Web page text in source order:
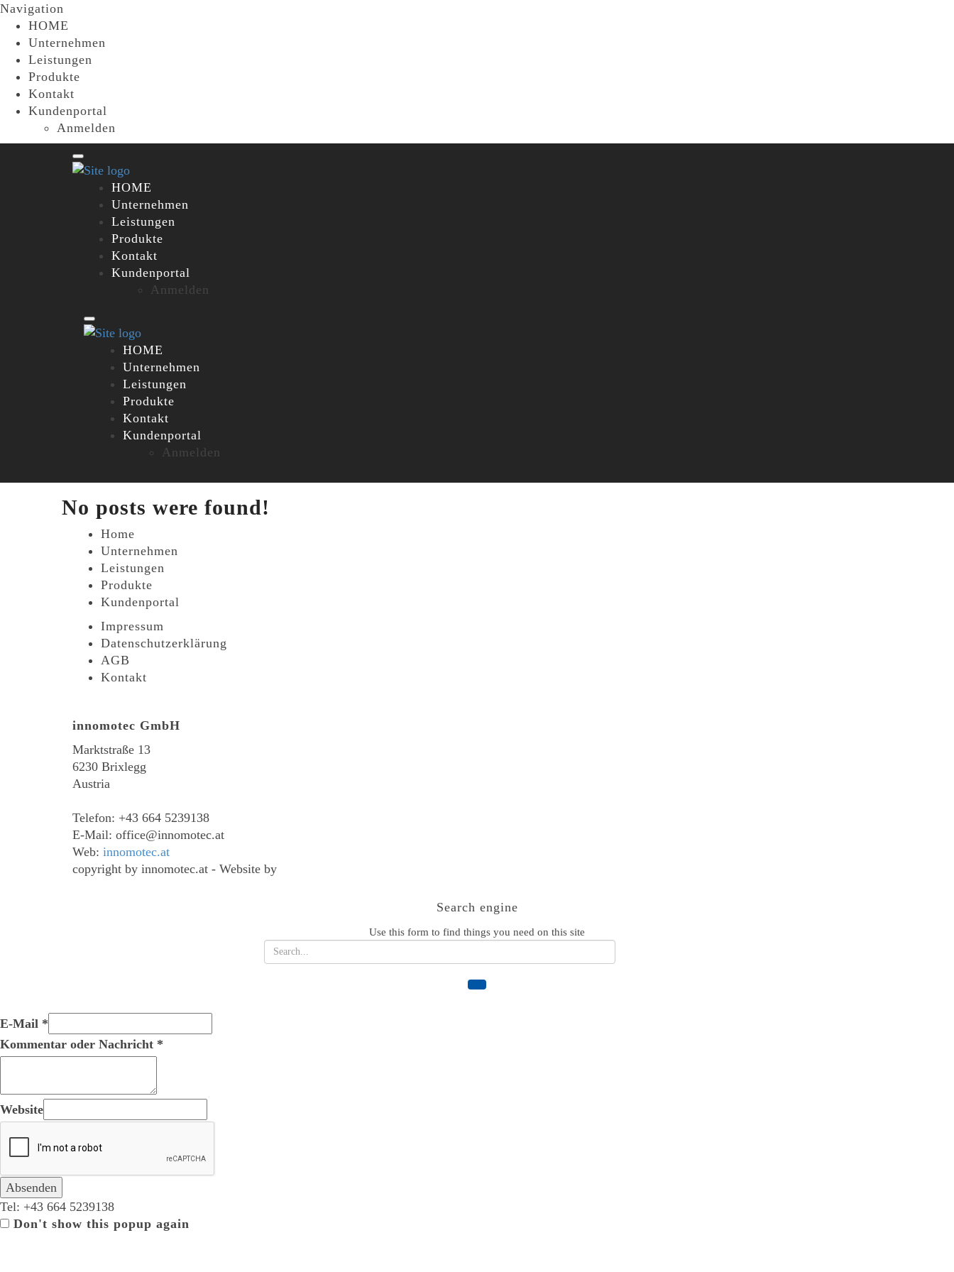
Navigation
HOME
Unternehmen
Leistungen
Produkte
Kontakt
Kundenportal
Anmelden
HOME
Unternehmen
Leistungen
Produkte
Kontakt
Kundenportal
Anmelden
HOME
Unternehmen
Leistungen
Produkte
Kontakt
Kundenportal
Anmelden
No posts were found!
Home
Unternehmen
Leistungen
Produkte
Kundenportal
Impressum
Datenschutzerklärung
AGB
Kontakt
innomotec GmbH
Marktstraße 13
6230 Brixlegg
Austria
Telefon: +43 664 5239138
E-Mail: office@innomotec.at
Web: innomotec.at
copyright by innomotec.at - Website by
Search engine
Use this form to find things you need on this site
E-Mail *
Kommentar oder Nachricht *
Website
Absenden
Tel: +43 664 5239138
Don't show this popup again